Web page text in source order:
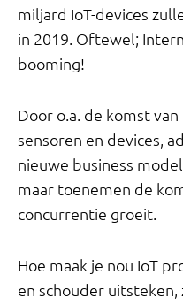
miljard IoT-devices
in 2019. Oftewel;
booming!
Door o.a. de komst
sensoren en devices,
nieuwe business
maar toenemen de
concurrentie groeit.
Hoe maak je nou IoT
en schouder uitsteken,